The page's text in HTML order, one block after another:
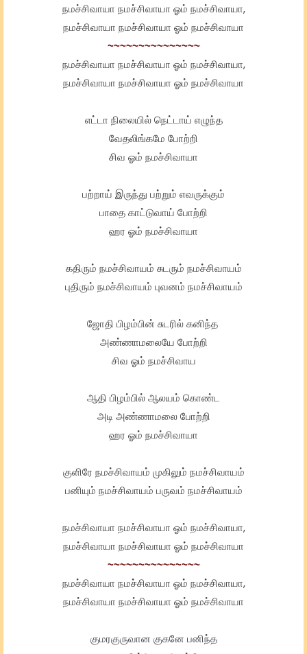
நமச்சிவாயா நமச்சிவாயா ஓம் நமச்சிவாயா,
நமச்சிவாயா நமச்சிவாயா ஓம் நமச்சிவாயா
~~~~~~~~~~~~~~~
நமச்சிவாயா நமச்சிவாயா ஓம் நமச்சிவாயா,
நமச்சிவாயா நமச்சிவாயா ஓம் நமச்சிவாயா
எட்டா நிலையில் நெட்டாய் எழுந்த
வேதலிங்கமே போற்றி
சிவ ஓம் நமச்சிவாயா
பற்றாய் இருந்து பற்றும் எவருக்கும்
பாதை காட்டுவாய் போற்றி
ஹர ஓம் நமச்சிவாயா
கதிரும் நமச்சிவாயம் சுடரும் நமச்சிவாயம்
புதிரும் நமச்சிவாயம் புவனம் நமச்சிவாயம்
ஜோதி பிழம்பின் சுடரில் கனிந்த
அண்ணாமலையே போற்றி
சிவ ஓம் நமச்சிவாய
ஆதி பிழம்பில் ஆலயம் கொண்ட
அடி அண்ணாமலை போற்றி
ஹர ஓம் நமச்சிவாயா
குளிரே நமச்சிவாயம் முகிலும் நமச்சிவாயம்
பனியும் நமச்சிவாயம் பருவம் நமச்சிவாயம்
நமச்சிவாயா நமச்சிவாயா ஓம் நமச்சிவாயா,
நமச்சிவாயா நமச்சிவாயா ஓம் நமச்சிவாயா
~~~~~~~~~~~~~~~
நமச்சிவாயா நமச்சிவாயா ஓம் நமச்சிவாயா,
நமச்சிவாயா நமச்சிவாயா ஓம் நமச்சிவாயா
குமரகுருவான குகனே பனிந்த